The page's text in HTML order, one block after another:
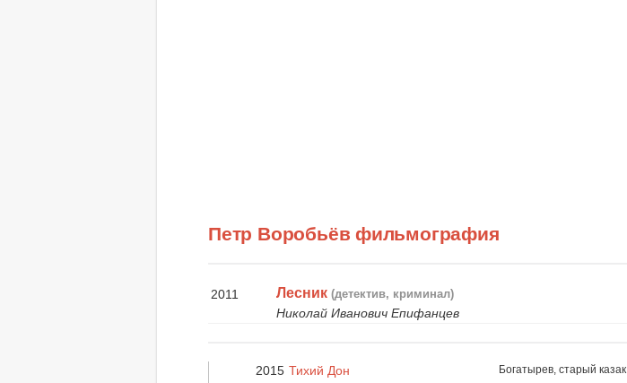
Петр Воробьёв фильмография
2011 Лесник (детектив, криминал)
Николай Иванович Епифанцев
2015 Тихий Дон Богатырев, старый казак